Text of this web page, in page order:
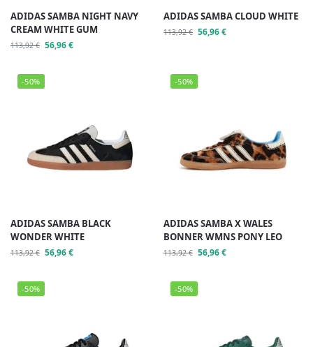
ADIDAS SAMBA NIGHT NAVY
CREAM WHITE GUM
113,92€ 56,96€
ADIDAS SAMBA CLOUD WHITE
113,92€ 56,96€
-50%
ADIDAS SAMBA BLACK
WONDER WHITE
113,92€ 56,96€
-50%
ADIDAS SAMBA X WALES
BONNER WMNS PONY LEO
113,92€ 56,96€
-50% -50%